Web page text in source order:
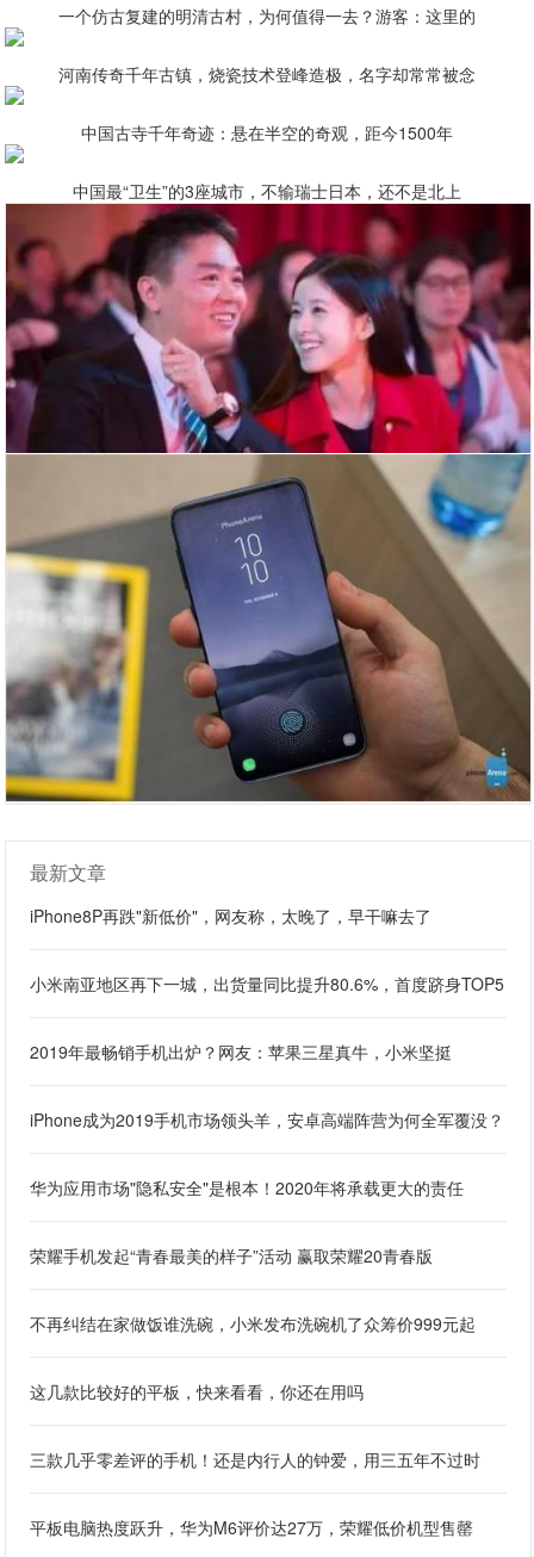
一个仿古复建的明清古村，为何值得一去？游客：这里的
河南传奇千年古镇，烧瓷技术登峰造极，名字却常常被念
中国古寺千年奇迹：悬在半空的奇观，距今1500年
中国最“卫生”的3座城市，不输瑞士日本，还不是北上
最新文章
iPhone8P再跌"新低价"，网友称，太晚了，早干嘛去了
小米南亚地区再下一城，出货量同比提升80.6%，首度跻身TOP5
2019年最畅销手机出炉？网友：苹果三星真牛，小米坚挺
iPhone成为2019手机市场领头羊，安卓高端阵营为何全军覆没？
华为应用市场"隐私安全"是根本！2020年将承载更大的责任
荣耀手机发起“青春最美的样子”活动 赢取荣耀20青春版
不再纠结在家做饭谁洗碗，小米发布洗碗机了众筹价999元起
这几款比较好的平板，快来看看，你还在用吗
三款几乎零差评的手机！还是内行人的钟爱，用三五年不过时
平板电脑热度跃升，华为M6评价达27万，荣耀低价机型售罄